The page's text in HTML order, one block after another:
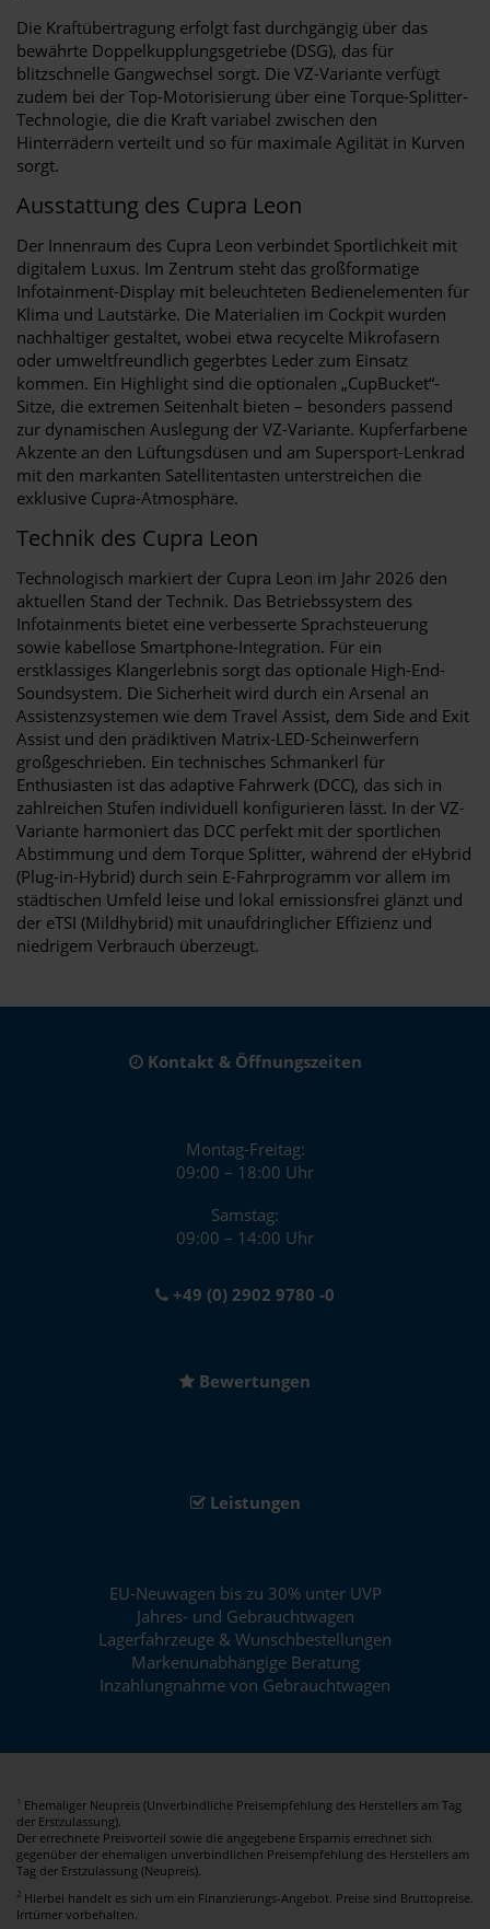
Die Kraftübertragung erfolgt fast durchgängig über das
bewährte Doppelkupplungsgetriebe (DSG), das für
blitzschnelle Gangwechsel sorgt. Die VZ-Variante verfügt
zudem bei der Top-Motorisierung über eine Torque-Splitter-
Technologie, die die Kraft variabel zwischen den
Hinterrädern verteilt und so für maximale Agilität in Kurven
sorgt.
Ausstattung des Cupra Leon
Der Innenraum des Cupra Leon verbindet Sportlichkeit mit
digitalem Luxus. Im Zentrum steht das großformatige
Infotainment-Display mit beleuchteten Bedienelementen für
Klima und Lautstärke. Die Materialien im Cockpit wurden
nachhaltiger gestaltet, wobei etwa recycelte Mikrofasern
oder umweltfreundlich gegerbtes Leder zum Einsatz
kommen. Ein Highlight sind die optionalen „CupBucket“-
Sitze, die extremen Seitenhalt bieten – besonders passend
zur dynamischen Auslegung der VZ-Variante. Kupferfarbene
Akzente an den Lüftungsdüsen und am Supersport-Lenkrad
mit den markanten Satellitentasten unterstreichen die
exklusive Cupra-Atmosphäre.
Technik des Cupra Leon
Technologisch markiert der Cupra Leon im Jahr 2026 den
aktuellen Stand der Technik. Das Betriebssystem des
Infotainments bietet eine verbesserte Sprachsteuerung
sowie kabellose Smartphone-Integration. Für ein
erstklassiges Klangerlebnis sorgt das optionale High-End-
Soundsystem. Die Sicherheit wird durch ein Arsenal an
Assistenzsystemen wie dem Travel Assist, dem Side and Exit
Assist und den prädiktiven Matrix-LED-Scheinwerfern
großgeschrieben. Ein technisches Schmankerl für
Enthusiasten ist das adaptive Fahrwerk (DCC), das sich in
zahlreichen Stufen individuell konfigurieren lässt. In der VZ-
Variante harmoniert das DCC perfekt mit der sportlichen
Abstimmung und dem Torque Splitter, während der eHybrid
(Plug-in-Hybrid) durch sein E-Fahrprogramm vor allem im
städtischen Umfeld leise und lokal emissionsfrei glänzt und
der eTSI (Mildhybrid) mit unaufdringlicher Effizienz und
niedrigem Verbrauch überzeugt.
Kontakt & Öffnungszeiten
Montag-Freitag:
09:00 – 18:00 Uhr
Samstag:
09:00 – 14:00 Uhr
+49 (0) 2902 9780 -0
Bewertungen
Leistungen
EU-Neuwagen bis zu 30% unter UVP
Jahres- und Gebrauchtwagen
Lagerfahrzeuge & Wunschbestellungen
Markenunabhängige Beratung
Inzahlungnahme von Gebrauchtwagen
1
Ehemaliger Neupreis (Unverbindliche Preisempfehlung des Herstellers am Tag
der Erstzulassung).
Der errechnete Preisvorteil sowie die angegebene Ersparnis errechnet sich
gegenüber der ehemaligen unverbindlichen Preisempfehlung des Herstellers am
Tag der Erstzulassung (Neupreis).
2 Hierbei handelt es sich um ein Finanzierungs-Angebot. Preise sind Bruttopreise.
Irrtümer vorbehalten.